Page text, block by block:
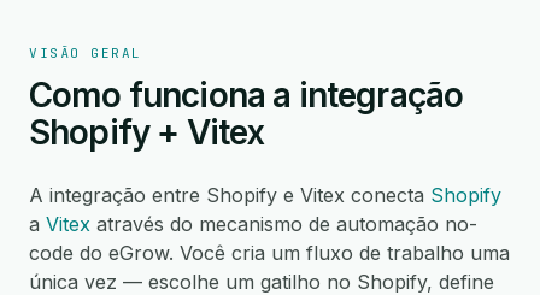
VISÃO GERAL
Como funciona a integração
Shopify + Vitex
A integração entre Shopify e Vitex conecta Shopify
a Vitex através do mecanismo de automação no-
code do eGrow. Você cria um fluxo de trabalho uma
única vez — escolhe um gatilho no Shopify, define